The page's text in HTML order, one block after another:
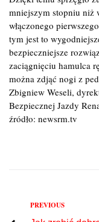
mniejszym stopniu niż
włączonego
tym jest to
bezpieczniejsze
zaciągnięciu hamulca
można zdjąć nogi z
Zbigniew Weseli,
Bezpiecznej Jazdy
źródło: newsrm.tv
Nawigacja
Previous
PREVIOUS